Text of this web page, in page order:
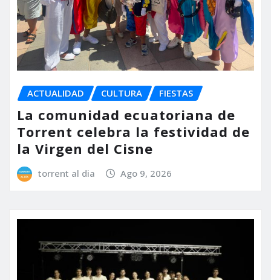
ACTUALIDAD CULTURA FIESTAS
La comunidad ecuatoriana de
Torrent celebra la festividad de
la Virgen del Cisne
torrent al dia Ago 9, 2026